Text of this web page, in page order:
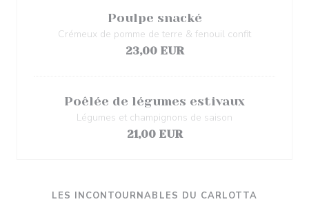
Poulpe snacké
Crémeux de pomme de terre & fenouil confit
23,00 EUR
Poêlée de légumes estivaux
Légumes et champignons de saison
21,00 EUR
LES INCONTOURNABLES DU CARLOTTA